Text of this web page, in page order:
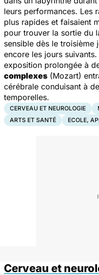
leurs performances. Les
plus rapides et faisaient
pour trouver la sortie du
sensible dès le troisième
encore les jours
exposition prolongée à
complexes (Mozart)
cérébrale conduisant à
temporelles.
CERVEAU ET NEUROLOGIE
ARTS ET SANTÉ
ECOLE,
Cerveau et